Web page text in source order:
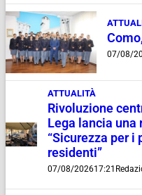
07/08/
ATTUALITÀ
Rivoluzione
Lega lancia una
“Sicurezza per i
residenti”
07/08/202617:21